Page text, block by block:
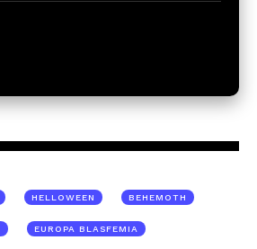
HELLOWEEN BEHEMOTH
EUROPA BLASFEMIA